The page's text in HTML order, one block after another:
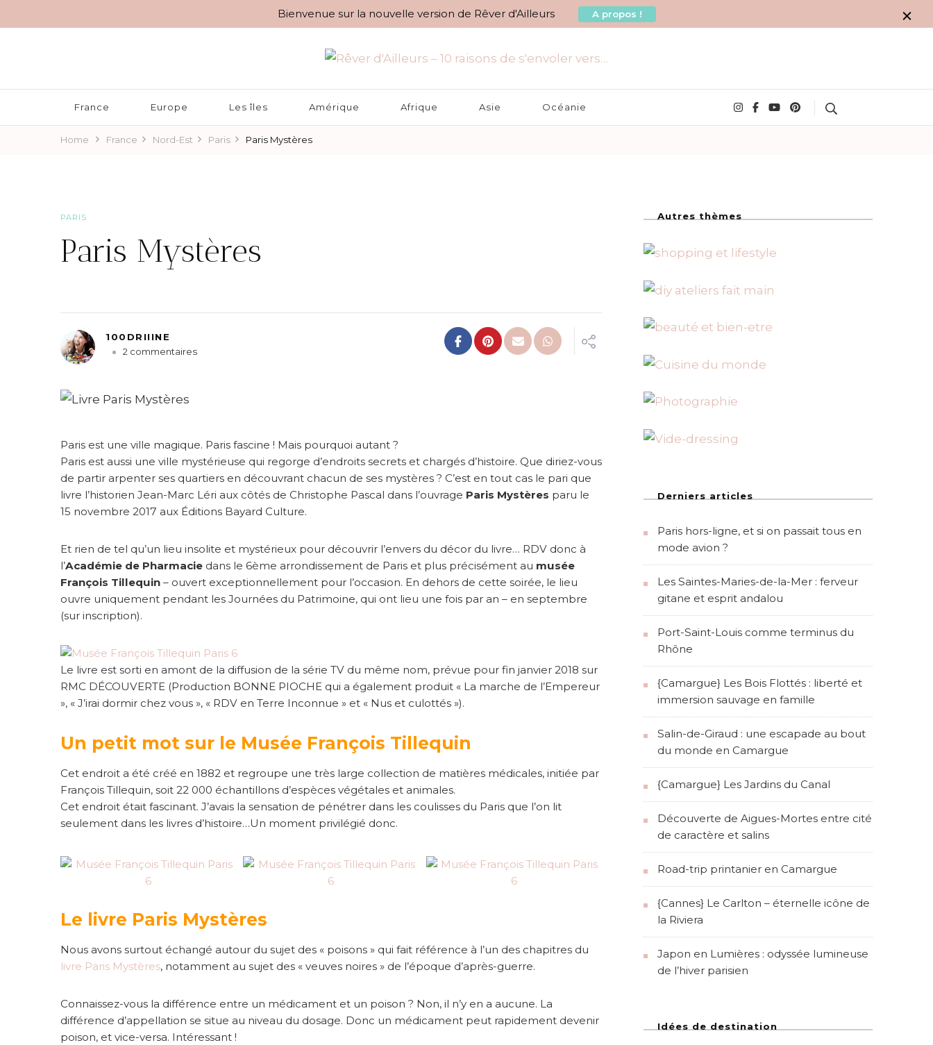
Bienvenue sur la nouvelle version de Rêver d'Ailleurs A propos !
Rêver d'Ailleurs – 10 raisons de s'envoler vers…
France Europe Les îles Amérique Afrique Asie Océanie
Home France Nord-Est Paris Paris Mystères
PARIS
Paris Mystères
100DRIIINE
2 commentairess
M
y
s
t
e
s
Paris est une ville magique. Paris fascine ! Mais pourquoi autant ?
Paris est aussi une ville mystérieuse qui regorge d’endroits secrets et chargés d’histoire. Que diriez-vous
de partir arpenter ses quartiers en découvrant chacun de ses mystères ? C’est en tout cas le pari que
livre l’historien Jean-Marc Léri aux côtés de Christophe Pascal dans l’ouvrage Paris Mystères paru le
15 novembre 2017 aux Éditions Bayard Culture.
Et rien de tel qu’un lieu insolite et mystérieux pour découvrir l’envers du décor du livre… RDV donc à
l’Académie de Pharmacie dans le 6ème arrondissement de Paris et plus précisément au musée
François Tillequin – ouvert exceptionnellement pour l’occasion. En dehors de cette soirée, le lieu
ouvre uniquement pendant les Journées du Patrimoine, qui ont lieu une fois par an – en septembre
(sur inscription).
Le livre est sorti en amont de la diffusion de la série TV du même nom, prévue pour fin janvier 2018 sur
RMC DÉCOUVERTE (Production BONNE PIOCHE qui a également produit « La marche de l’Empereur
», « J’irai dormir chez vous », « RDV en Terre Inconnue » et « Nus et culottés »).
Un petit mot sur le Musée François Tillequin
Cet endroit a été créé en 1882 et regroupe une très large collection de matières médicales, initiée par
François Tillequin, soit 22 000 échantillons d’espèces végétales et animales.
Cet endroit était fascinant. J’avais la sensation de pénétrer dans les coulisses du Paris que l’on lit
seulement dans les livres d’histoire…Un moment privilégié donc.
Le livre Paris Mystères
Nous avons surtout échangé autour du sujet des « poisons » qui fait référence à l’un des chapitres du
livre Paris Mystères, notamment au sujet des « veuves noires » de l’époque d’après-guerre.
Connaissez-vous la différence entre un médicament et un poison ? Non, il n’y en a aucune. La
différence d’appellation se situe au niveau du dosage. Donc un médicament peut rapidement devenir
poison, et vice-versa. Intéressant !
Autres thèmes
Derniers articles
Paris hors-ligne, et si on passait tous en
mode avion ?
Les Saintes-Maries-de-la-Mer : ferveur
gitane et esprit andalou
Port-Saint-Louis comme terminus du
Rhône
{Camargue} Les Bois Flottés : liberté et
immersion sauvage en famille
Salin-de-Giraud : une escapade au bout
du monde en Camargue
{Camargue} Les Jardins du Canal
Découverte de Aigues-Mortes entre cité
de caractère et salins
Road-trip printanier en Camargue
{Cannes} Le Carlton – éternelle icône de
la Riviera
Japon en Lumières : odyssée lumineuse
de l’hiver parisien
Idées de destination